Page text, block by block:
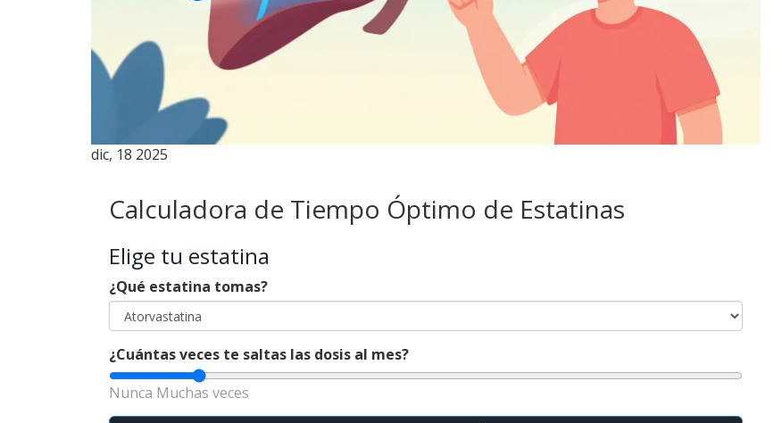
dic, 18 2025
Calculadora de Tiempo Óptimo de Estatinas
Elige tu estatina
¿Qué estatina tomas?
¿Cuántas veces te saltas las dosis al mes?
Nunca Muchas veces